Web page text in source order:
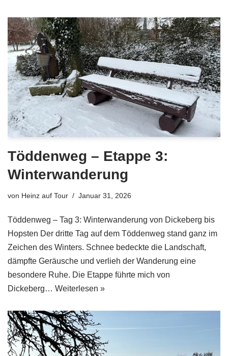
Töddenweg – Etappe 3:
Winterwanderung
von Heinz auf Tour Januar 31, 2026
Töddenweg – Tag 3: Winterwanderung von Dickeberg bis
Hopsten Der dritte Tag auf dem Töddenweg stand ganz im
Zeichen des Winters. Schnee bedeckte die Landschaft,
dämpfte Geräusche und verlieh der Wanderung eine
besondere Ruhe. Die Etappe führte mich von
Dickeberg… Weiterlesen »